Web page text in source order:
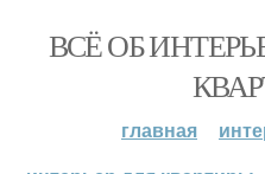
ВСЁ ОБ
главная